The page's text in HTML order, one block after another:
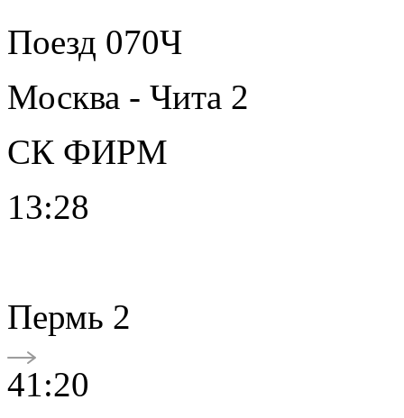
Поезд 070Ч
Москва - Чита 2
СК ФИРМ
13:28
Пермь 2
41:20